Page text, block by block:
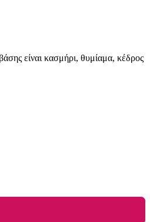
είναι κασμήρι, θυμίαμα, κέδρος